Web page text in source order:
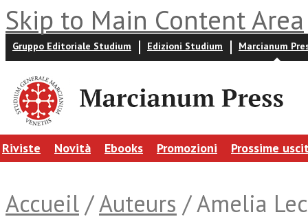
Skip to Main Content Area
Gruppo Editoriale Studium Edizioni Studium Marcianum
Riviste Novità Ebooks Promozioni Prossime
Accueil /Auteurs / Amelia